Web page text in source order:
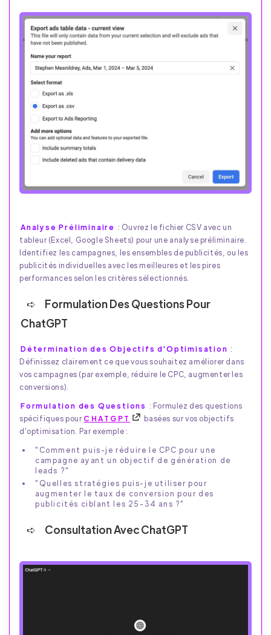
Analyse Préliminaire : Ouvrez le fichier CSV avec un
tableur (Excel, Google Sheets) pour une analyse préliminaire.
Identifiez les campagnes, les ensembles de publicités, ou les
publicités individuelles avec les meilleures et les pires
performances selon les critères sélectionnés.
Formulation Des Questions Pour
ChatGPT
Détermination des Objectifs d'Optimisation :
Définissez clairement ce que vous souhaitez améliorer dans
vos campagnes (par exemple, réduire le CPC, augmenter les
conversions).
Formulation des Questions : Formulez des questions
spécifiques pourCHATGPT
basées sur vos objectifs
d'optimisation. Par exemple :
"Comment puis-je réduire le CPC pour une
campagne ayant un objectif de génération de
leads ?"
"Quelles stratégies puis-je utiliser pour
augmenter le taux de conversion pour des
publicités ciblant les 25-34 ans ?"
Consultation Avec ChatGPT